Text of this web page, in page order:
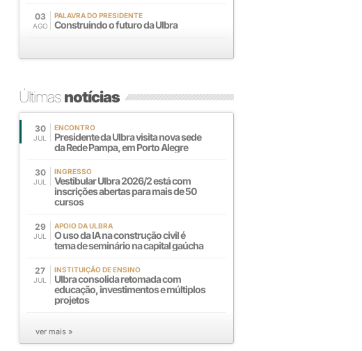
03
AGO
PALAVRA DO PRESIDENTE
Construindo o futuro da Ulbra
Últimasnotícias
30
JUL
ENCONTRO
Presidente da Ulbra visita nova sede
da Rede Pampa, em Porto Alegre
30
JUL
INGRESSO
Vestibular Ulbra 2026/2 está com
inscrições abertas para mais de 50
cursos
29
JUL
APOIO DA ULBRA
O uso da IA na construção civil é
tema de seminário na capital gaúcha
27
JUL
INSTITUIÇÃO DE ENSINO
Ulbra consolida retomada com
educação, investimentos e múltiplos
projetos
ver mais »